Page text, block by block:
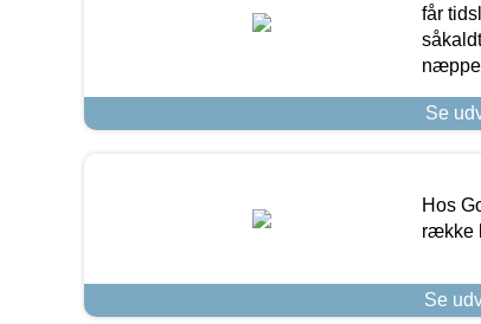
får
næppe
Se
Hos
række
Se